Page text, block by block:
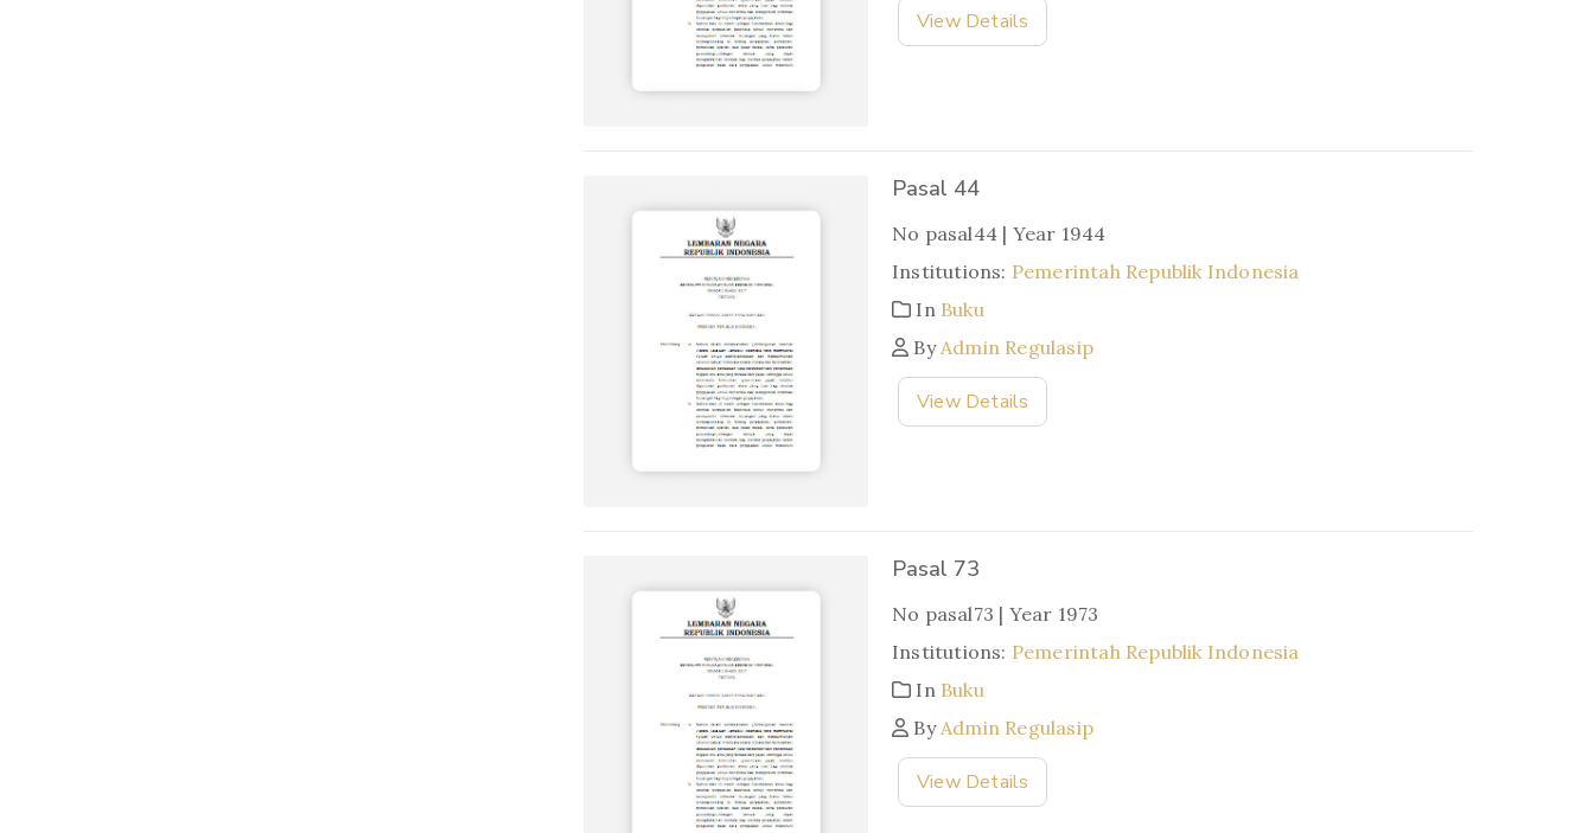
View Details
Pasal 44
No pasal44 | Year 1944
Institutions: Pemerintah Republik Indonesia
In Buku
ByAdmin Regulasip
View Details
Pasal 73
No pasal73 | Year 1973
Institutions: Pemerintah Republik Indonesia
In Buku
ByAdmin Regulasip
View Details